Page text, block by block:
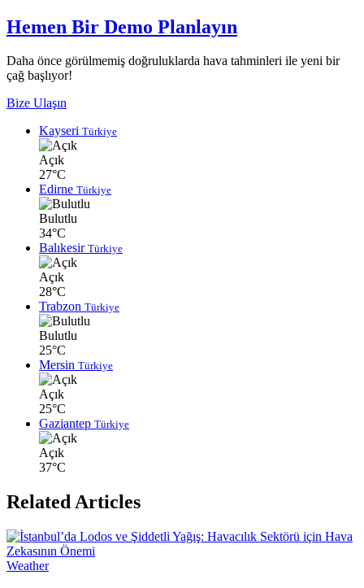
Hemen Bir Demo Planlayın
Daha önce görülmemiş doğruluklarda hava tahminleri ile yeni bir
çağ başlıyor!
Bize Ulaşın
Kayseri Türkiye
Açık
27°C
Edirne Türkiye
Bulutlu
34°C
Balıkesir Türkiye
Açık
28°C
Trabzon Türkiye
Bulutlu
25°C
Mersin Türkiye
Açık
25°C
Gaziantep Türkiye
Açık
37°C
Related Articles
Weather